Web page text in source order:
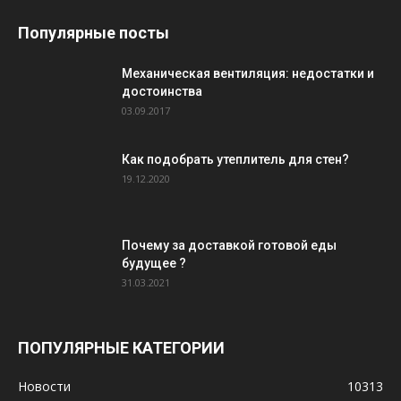
Популярные посты
Механическая вентиляция: недостатки и
достоинства
03.09.2017
Как подобрать утеплитель для стен?
19.12.2020
Почему за доставкой готовой еды
будущее ?
31.03.2021
ПОПУЛЯРНЫЕ КАТЕГОРИИ
Новости 10313